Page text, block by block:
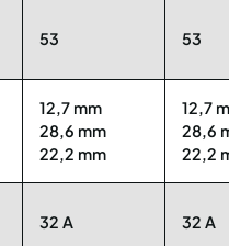
53 53
12,7 mm
28,6 mm
22,2 mm
12,7
28,6
22,2
32 A 32 A